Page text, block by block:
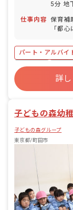
5分 地
街の中
園も
仕事内容 保育補助 ＜やよいこども園につ
「都
してい
1年が
ビオト
の場所
パート・アルバイ
車通勤可
社会
福利厚生充実詳
子どもの森幼
子どもの森グループ
東京都/町田市